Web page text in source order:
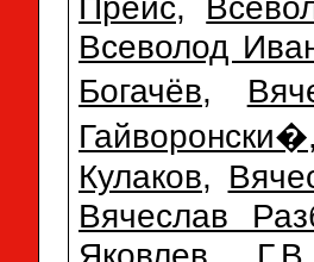
Всеволод
Богачёв,
Гайворонски�
Кулаков,
Вячеслав